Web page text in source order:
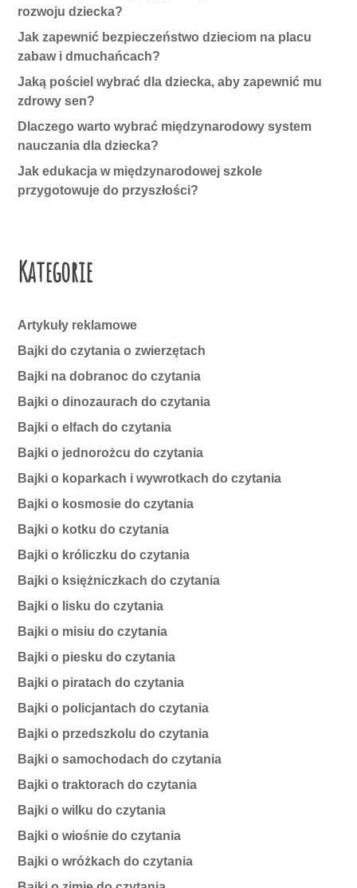
rozwoju dziecka?
Jak zapewnić bezpieczeństwo dzieciom na placu
zabaw i dmuchańcach?
Jaką pościel wybrać dla dziecka, aby zapewnić mu
zdrowy sen?
Dlaczego warto wybrać międzynarodowy system
nauczania dla dziecka?
Jak edukacja w międzynarodowej szkole
przygotowuje do przyszłości?
Kategorie
Artykuły reklamowe
Bajki do czytania o zwierzętach
Bajki na dobranoc do czytania
Bajki o dinozaurach do czytania
Bajki o elfach do czytania
Bajki o jednorożcu do czytania
Bajki o koparkach i wywrotkach do czytania
Bajki o kosmosie do czytania
Bajki o kotku do czytania
Bajki o króliczku do czytania
Bajki o księżniczkach do czytania
Bajki o lisku do czytania
Bajki o misiu do czytania
Bajki o piesku do czytania
Bajki o piratach do czytania
Bajki o policjantach do czytania
Bajki o przedszkolu do czytania
Bajki o samochodach do czytania
Bajki o traktorach do czytania
Bajki o wilku do czytania
Bajki o wiośnie do czytania
Bajki o wróżkach do czytania